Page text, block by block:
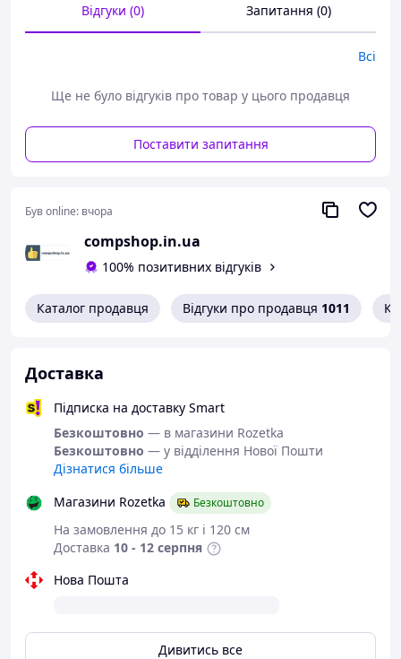
Кількість встановлюваних екранів:1
Кут нахилу:-2°/+15°
Артикул: WM-42F-01 • Гарантія: 12 місяців • Країна-
Нідерланди
Відгуки (0) Запитання (0)
Всі
Ще не було відгуків про товар у цього продавця
Поставити запитання
Був online: вчора
compshop.in.ua
100% позитивних відгуків
Каталог продавця Відгуки про продавця 1011
Доставка
Підписка на доставку Smart
Безкоштовно — в магазини Rozetka
Безкоштовно — у відділення Нової Пошти
Дізнатися більше
Магазини Rozetka
Безкоштовно
На замовлення до 15 кг і 120 см
Доставка 10 - 12 серпня
Нова Пошта
Дивитись все